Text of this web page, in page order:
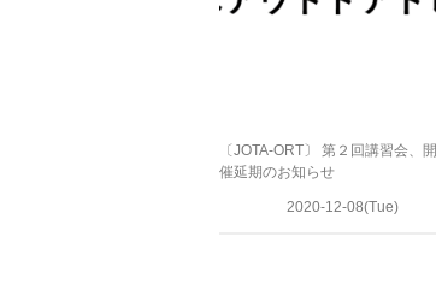
〔JOTA-ORT〕 第２回講習会、開
催延期のお知らせ
2020-12-08(Tue)